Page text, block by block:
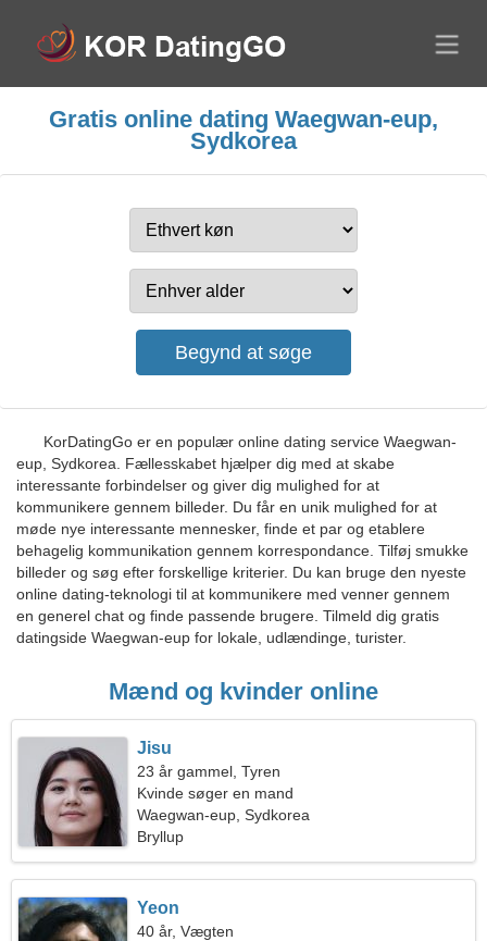
Gratis online dating Waegwan-eup,
Sydkorea
KorDatingGo er en populær online dating service Waegwan-
eup, Sydkorea. Fællesskabet hjælper dig med at skabe
interessante forbindelser og giver dig mulighed for at
kommunikere gennem billeder. Du får en unik mulighed for at
møde nye interessante mennesker, finde et par og etablere
behagelig kommunikation gennem korrespondance. Tilføj smukke
billeder og søg efter forskellige kriterier. Du kan bruge den nyeste
online dating-teknologi til at kommunikere med venner gennem
en generel chat og finde passende brugere. Tilmeld dig gratis
datingside Waegwan-eup for lokale, udlændinge, turister.
Mænd og kvinder online
Jisu
23 år gammel, Tyren
Kvinde søger en mand
Waegwan-eup, Sydkorea
Bryllup
Yeon
40 år, Vægten